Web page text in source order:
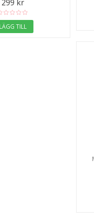
299 kr
LÄGG TILL